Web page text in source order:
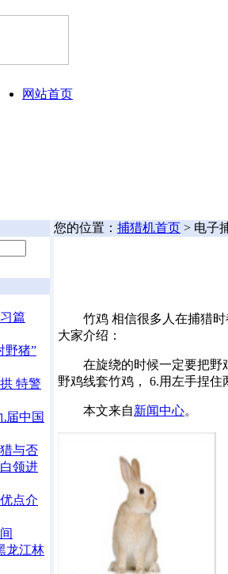
日
网站首页
篇
野猪”
特警
届中国
与否
领进
点介
龙江林
您的位置： 捕猎机首页 > 电子
竹鸡 相信很多人在捕猎时
大家介绍：
在旋绕的时候一定要把野
野鸡线套竹鸡， 6.用左手捏
本文来自新闻中心。